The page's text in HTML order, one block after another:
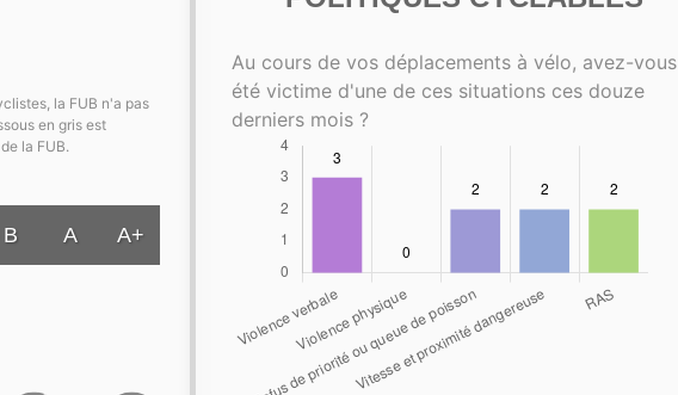
la FUB n'a pas
en gris est
la FUB.
B A A+
Au cours de vos déplacements à vélo, avez-vous
été victime d'une de ces situations ces douze
derniers mois ?